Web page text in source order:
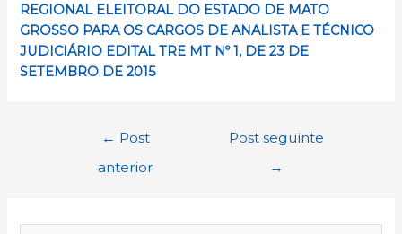
REGIONAL ELEITORAL DO ESTADO DE MATO
GROSSO PARA OS CARGOS DE ANALISTA E TÉCNICO
JUDICIÁRIO EDITAL TRE MT Nº 1, DE 23 DE
SETEMBRO DE 2015
Navegação
← Post
anterior
Post seguinte
→